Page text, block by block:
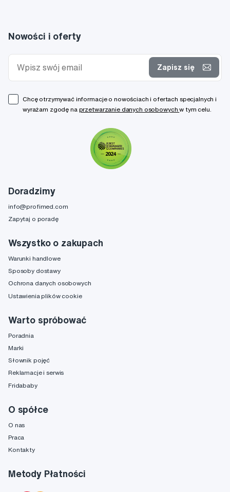
Doradzimy
info@profimed.com
Zapytaj o poradę
Wszystko o zakupach
Warunki handlowe
Sposoby dostawy
Ochrona danych osobowych
Ustawienia plików cookie
Warto spróbować
Poradnia
Marki
Słownik pojęć
Reklamacje i serwis
Fridababy
O spółce
O nas
Praca
Kontakty
Metody Płatności
Nowości i oferty
Zapisz się
Chcę otrzymywać informacje o nowościach i ofertach specjalnych i
wyrażam zgodę na przetwarzanie danych osobowychw tym celu.